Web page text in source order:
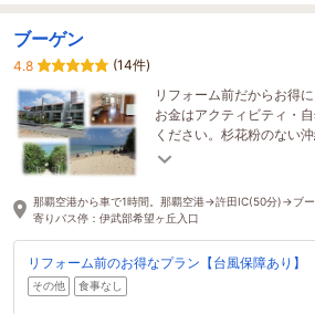
ブーゲン
4.8
(14件)
リフォーム前だからお得
お金はアクティビティ・
ください。杉花粉のない
長期滞在可、台風の場合
那覇空港から車で1時間。那覇空港→許田IC(50分)→ブ
寄りバス停：伊武部希望ヶ丘入口
リフォーム前のお得なプラン【台風保障あり】
その他 食事なし